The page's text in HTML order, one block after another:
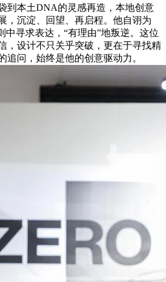
到本土DNA的灵感再造，本地创意
，沉淀、回望、再启程。他自诩为
中寻求表达，“有理由”地叛逆。这位
，设计不只关乎突破，更在于寻找精
追问，始终是他的创意驱动力。